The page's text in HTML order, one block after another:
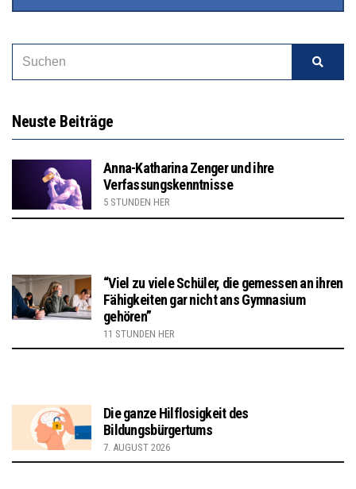
Neuste Beiträge
Anna-Katharina Zenger und ihre
Verfassungskenntnisse
5 STUNDEN HER
“Viel zu viele Schüler, die gemessen an ihren
Fähigkeiten gar nicht ans Gymnasium
gehören”
11 STUNDEN HER
Die ganze Hilflosigkeit des
Bildungsbürgertums
7. AUGUST 2026